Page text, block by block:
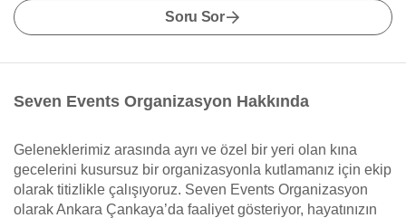
Soru Sor
Seven Events Organizasyon Hakkında
Geleneklerimiz arasında ayrı ve özel bir yeri olan kına
gecelerini kusursuz bir organizasyonla kutlamanız için ekip
olarak titizlikle çalışıyoruz. Seven Events Organizasyon
olarak Ankara Çankaya’da faaliyet gösteriyor, hayatınızın